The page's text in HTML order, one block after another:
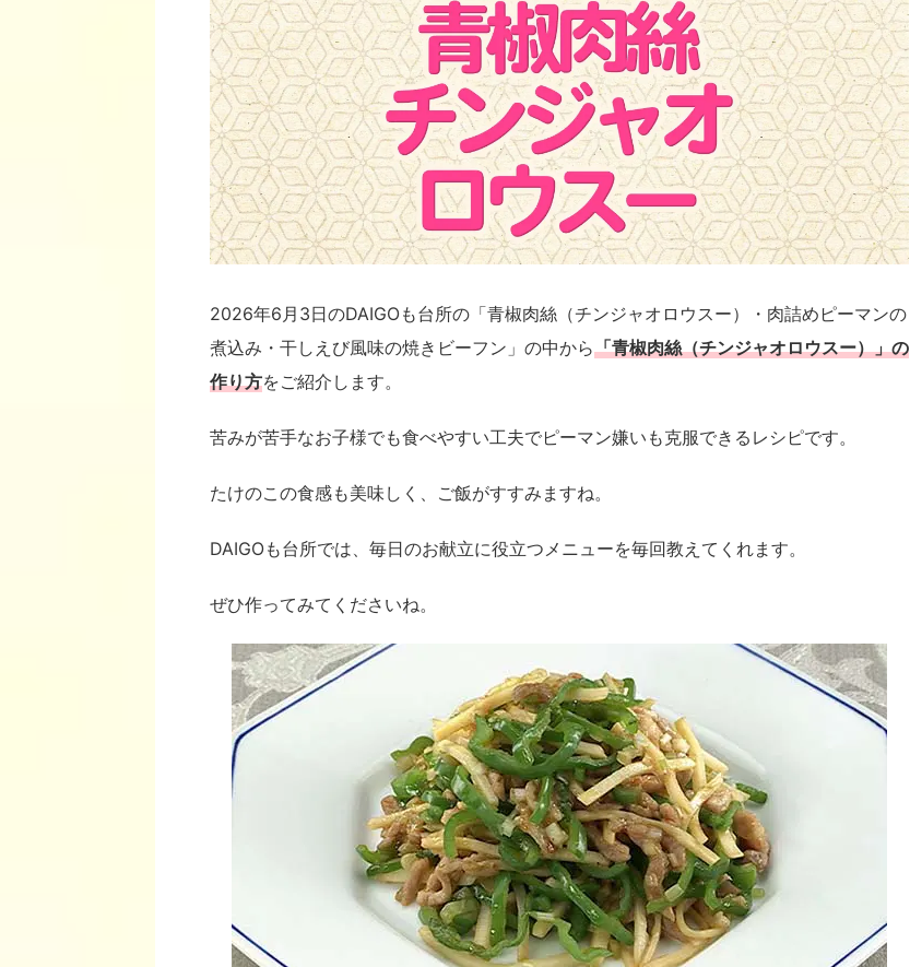
2026年6月3日のDAIGOも台所の「青椒肉絲（チンジャオロウスー）・肉詰めピーマンの
煮込み・干しえび風味の焼きビーフン」の中から「青椒肉絲（チンジャオロウスー）」の
作り方をご紹介します。
苦みが苦手なお子様でも食べやすい工夫でピーマン嫌いも克服できるレシピです。
たけのこの食感も美味しく、ご飯がすすみますね。
DAIGOも台所では、毎日のお献立に役立つメニューを毎回教えてくれます。
ぜひ作ってみてくださいね。